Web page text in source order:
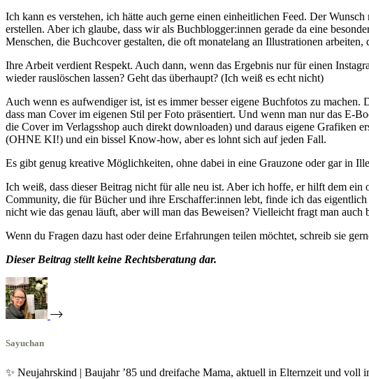
Ich kann es verstehen, ich hätte auch gerne einen einheitlichen Feed. Der
erstellen. Aber ich glaube, dass wir als Buchblogger:innen gerade da eine
Menschen, die Buchcover gestalten, die oft monatelang an Illustrationen
Ihre Arbeit verdient Respekt. Auch dann, wenn das Ergebnis nur für einen
wieder rauslöschen lassen? Geht das überhaupt? (Ich weiß es echt nicht)
Auch wenn es aufwendiger ist, ist es immer besser eigene Buchfotos zu machen.
dass man Cover im eigenen Stil per Foto präsentiert. Und wenn man nur das E-
die Cover im Verlagsshop auch direkt downloaden) und daraus eigene Grafiken
(OHNE KI!) und ein bissel Know-how, aber es lohnt sich auf jeden Fall.
Es gibt genug kreative Möglichkeiten, ohne dabei in eine Grauzone oder gar in
Ich weiß, dass dieser Beitrag nicht für alle neu ist. Aber ich hoffe, er hilft dem
Community, die für Bücher und ihre Erschaffer:innen lebt, finde ich das
nicht wie das genau läuft, aber will man das Beweisen? Vielleicht fragt man
Wenn du Fragen dazu hast oder deine Erfahrungen teilen möchtet, schreib sie
Dieser Beitrag stellt keine Rechtsberatung dar.
Sayuchan
✨ Neujahrskind | Baujahr ’85 und dreifache Mama, aktuell in Elternzeit und